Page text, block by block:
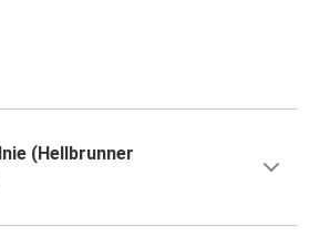
(Hellbrunner